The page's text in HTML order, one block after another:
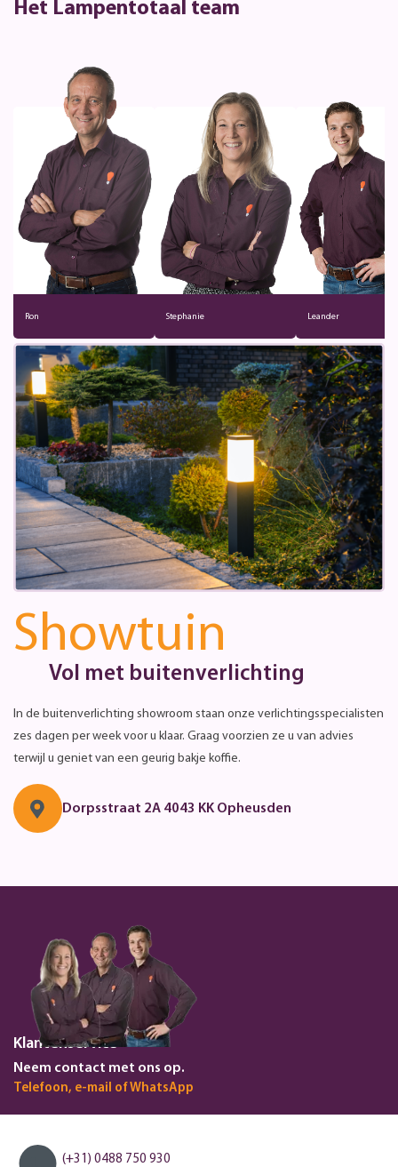
Het Lampentotaal team
Ron Stephanie Leander
Showtuin
Vol met buitenverlichting
In de buitenverlichting showroom staan onze verlichtingsspecialisten
zes dagen per week voor u klaar. Graag voorzien ze u van advies
terwijl u geniet van een geurig bakje koffie.
Dorpsstraat 2A 4043 KK Opheusden
Klantenservice
Neem contact met ons op.
Telefoon, e-mail of WhatsApp
(+31) 0488 750 930